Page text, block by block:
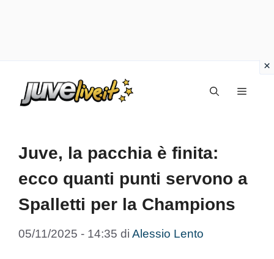
Menu
Juve, la pacchia è finita:
ecco quanti punti servono a
Spalletti per la Champions
05/11/2025 - 14:35 di Alessio Lento